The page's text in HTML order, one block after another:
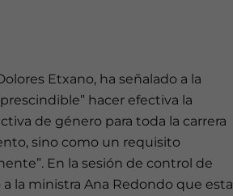
Etxano, ha señalado a la
hacer efectiva la
de género para toda la carrera
sino como un requisito
En la sesión de control de
la ministra Ana Redondo que esta